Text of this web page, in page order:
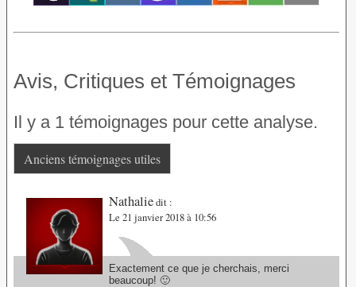
Avis, Critiques et Témoignages
Il y a 1 témoignages pour cette analyse.
Anciens témoignages utiles
Nathaliedit :
Le 21 janvier 2018 à 10:56
Exactement ce que je cherchais, merci
beaucoup! 🙂